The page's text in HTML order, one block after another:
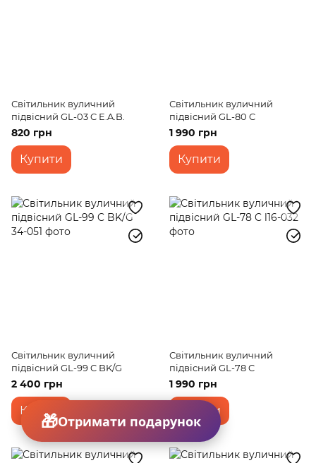
Світильник вуличний
підвісний GL-03 C E.A.B.
820 грн
Купити
Світильник вуличний
підвісний GL-80 C
1 990 грн
Купити
Світильник вуличний
підвісний GL-99 C BK/G
2 400 грн
Купити
Світильник вуличний
підвісний GL-78 C
1 990 грн
Купити
Отримати подарунок